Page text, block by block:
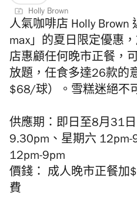
Holly Brown
人氣咖啡店 Holly Brown
max」的夏日限定優惠
店惠顧任何晚市正餐，
放題，任食多達26款的
$68/球）。 雪糕迷絕不
供應期： 即日至8月31日
9.30pm、星期六 12pm-
12pm-9pm
價錢： 成人晚市正餐加
費